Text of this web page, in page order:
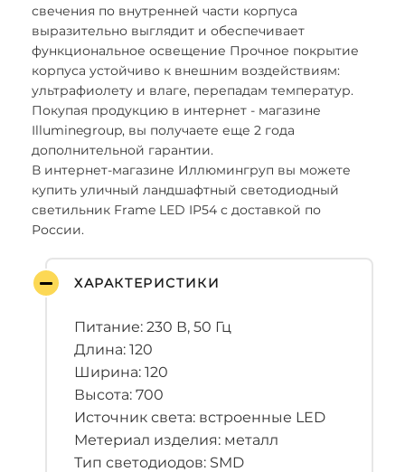
свечения по внутренней части корпуса
выразительно выглядит и обеспечивает
функциональное освещение Прочное покрытие
корпуса устойчиво к внешним воздействиям:
ультрафиолету и влаге, перепадам температур.
Покупая продукцию в интернет - магазине
Illuminegroup, вы получаете еще 2 года
дополнительной гарантии.
В интернет-магазине Иллюмингруп вы можете
купить уличный ландшафтный светодиодный
светильник Frame LED IP54 с доставкой по
России.
ХАРАКТЕРИСТИКИ
Питание: 230 В, 50 Гц
Длина: 120
Ширина: 120
Высота: 700
Источник света: встроенные LED
Метериал изделия: металл
Тип светодиодов: SMD